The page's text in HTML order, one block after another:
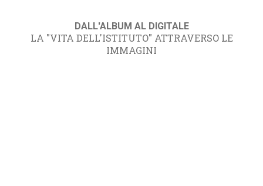
DALL'ALBUM AL DIGITALE
LA "VITA DELL'ISTITUTO" ATTRAVERSO LE
IMMAGINI